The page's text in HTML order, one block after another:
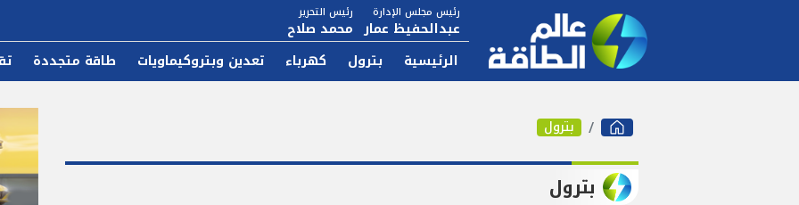
رئيس مجلس الإدارة
عبدالحفيظ عمار
رئيس التحرير
محمد صلاح
الرئيسية بترول كهرباء تعدين وبتروكيماويات طاقة متجددة
بترول
بترول